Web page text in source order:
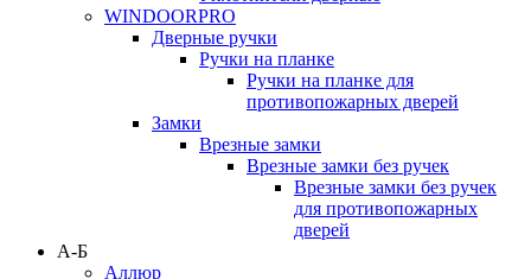
WINDOORPRO
Дверные ручки
Ручки на планке
Ручки на планке для
противопожарных дверей
Замки
Врезные замки
Врезные замки без ручек
Врезные замки без ручек
для противопожарных
дверей
А-Б
Аллюр